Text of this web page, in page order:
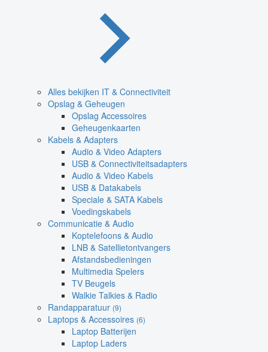
Alles bekijken IT & Connectiviteit
Opslag & Geheugen
Opslag Accessoires
Geheugenkaarten
Kabels & Adapters
Audio & Video Adapters
USB & Connectiviteitsadapters
Audio & Video Kabels
USB & Datakabels
Speciale & SATA Kabels
Voedingskabels
Communicatie & Audio
Koptelefoons & Audio
LNB & Satellietontvangers
Afstandsbedieningen
Multimedia Spelers
TV Beugels
Walkie Talkies & Radio
Randapparatuur (9)
Laptops & Accessoires (6)
Laptop Batterijen
Laptop Laders